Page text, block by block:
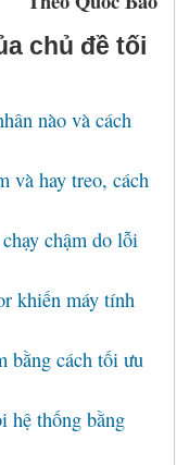
chủ đề tối
nào và cách
và hay treo, cách
chậm do lỗi
khiến máy tính
bằng cách tối ưu
hệ thống bằng